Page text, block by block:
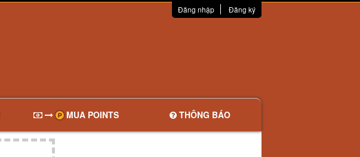
Đăng nhập Đăng ký
MUA POINTS THÔNG BÁO